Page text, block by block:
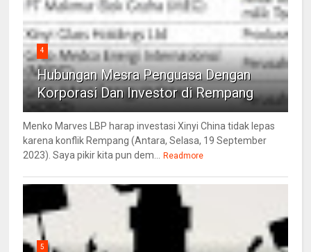
4
Hubungan Mesra Penguasa Dengan
Korporasi Dan Investor di Rempang
Menko Marves LBP harap investasi Xinyi China tidak lepas
karena konflik Rempang (Antara, Selasa, 19 September
2023). Saya pikir kita pun dem...
Readmore
5